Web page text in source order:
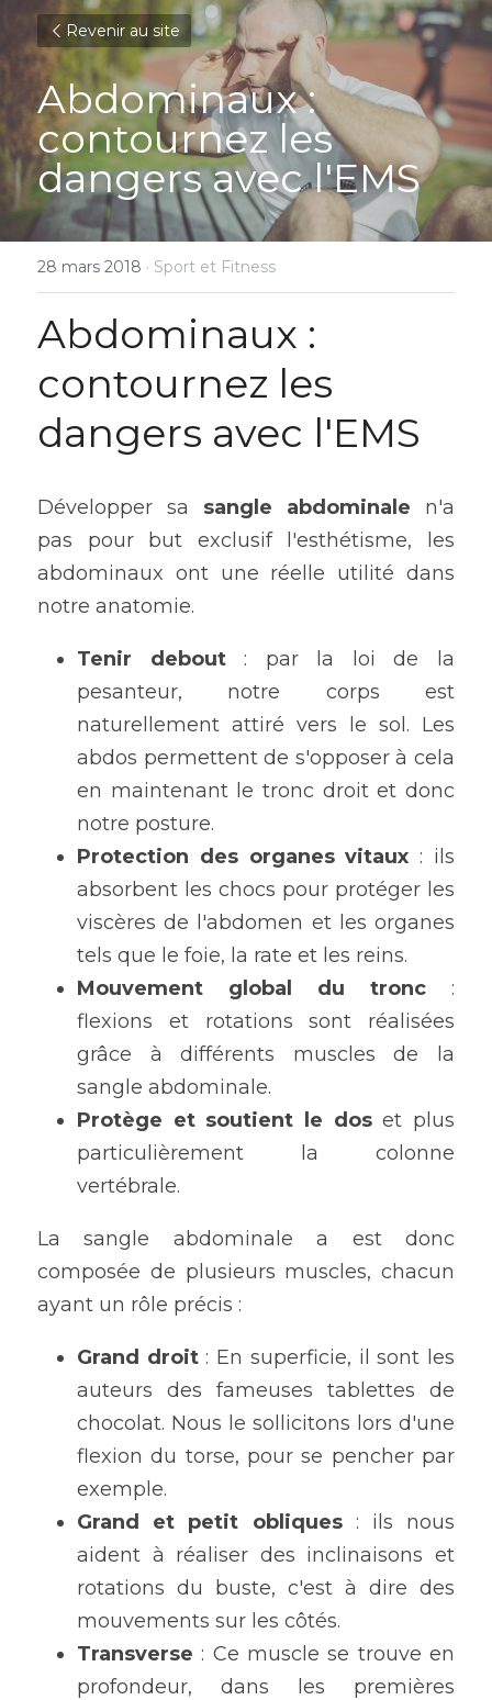
Revenir au site
Abdominaux :
contournez les
dangers avec l'EMS
28 mars 2018 · Sport et Fitness
Abdominaux :
contournez les
dangers avec l'EMS
Développer sa sangle abdominale n'a
pas pour but exclusif l'esthétisme, les
abdominaux ont une réelle utilité dans
notre anatomie.
Tenir debout : par la loi de la
pesanteur, notre corps est
naturellement attiré vers le sol. Les
abdos permettent de s'opposer à cela
en maintenant le tronc droit et donc
notre posture.
Protection des organes vitaux : ils
absorbent les chocs pour protéger les
viscères de l'abdomen et les organes
tels que le foie, la rate et les reins.
Mouvement global du tronc :
flexions et rotations sont réalisées
grâce à différents muscles de la
sangle abdominale.
Protège et soutient le dos et plus
particulièrement la colonne
vertébrale.
La sangle abdominale a est donc
composée de plusieurs muscles, chacun
ayant un rôle précis :
Grand droit : En superficie, il sont les
auteurs des fameuses tablettes de
chocolat. Nous le sollicitons lors d'une
flexion du torse, pour se pencher par
exemple.
Grand et petit obliques : ils nous
aident à réaliser des inclinaisons et
rotations du buste, c'est à dire des
mouvements sur les côtés.
Transverse : Ce muscle se trouve en
profondeur, dans les premières